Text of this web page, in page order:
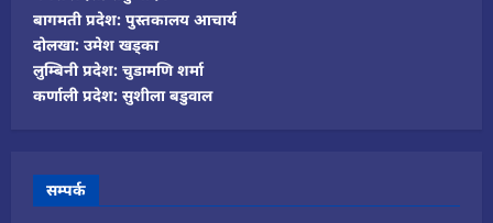
बागमती प्रदेश: पुस्तकालय आचार्य
दोलखा: उमेश खड्का
लुम्बिनी प्रदेश: चुडामणि शर्मा
कर्णाली प्रदेश: सुशीला बडुवाल
सम्पर्क